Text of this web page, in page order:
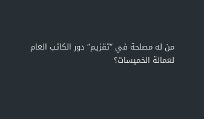
من له مصلحة في “تقزيم” دور الكاتب العام
لعمالة الخميسات؟